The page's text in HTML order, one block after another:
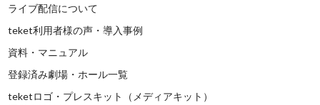
ライブ配信について
teket利用者様の声・導入事例
資料・マニュアル
登録済み劇場・ホール一覧
teketロゴ・プレスキット（メディアキット）